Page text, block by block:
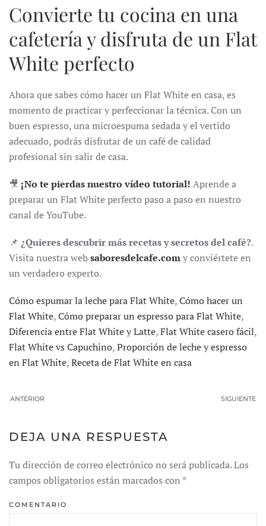
Convierte tu cocina en una
cafetería y disfruta de un Flat
White perfecto
Ahora que sabes cómo hacer un Flat White en casa, es
momento de practicar y perfeccionar la técnica. Con un
buen espresso, una microespuma sedada y el vertido
adecuado, podrás disfrutar de un café de calidad
profesional sin salir de casa.
🎥 ¡No te pierdas nuestro vídeo tutorial! Aprende a
preparar un Flat White perfecto paso a paso en nuestro
canal de YouTube.
📌 ¿Quieres descubrir más recetas y secretos del café?.
Visita nuestra web saboresdelcafe.comy conviértete en
un verdadero experto.
Cómo espumar la leche para Flat White,Cómo hacer un
Flat White,Cómo preparar un espresso para Flat White,
Diferencia entre Flat White y Latte,Flat White casero fácil,
Flat White vs Capuchino,Proporción de leche y espresso
en Flat White,Receta de Flat White en casa
ANTERIOR SIGUIENTE
DEJA UNA RESPUESTA
Tu dirección de correo electrónico no será publicada. Los
campos obligatorios están marcados con *
COMENTARIO